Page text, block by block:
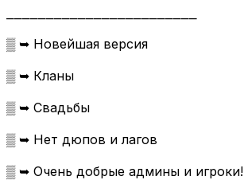
▒ ➥ Новейшая версия
▒ ➥ Кланы
▒ ➥ Свадьбы
▒ ➥ Нет дюпов и лагов
▒ ➥ Очень добрые админы и игроки!